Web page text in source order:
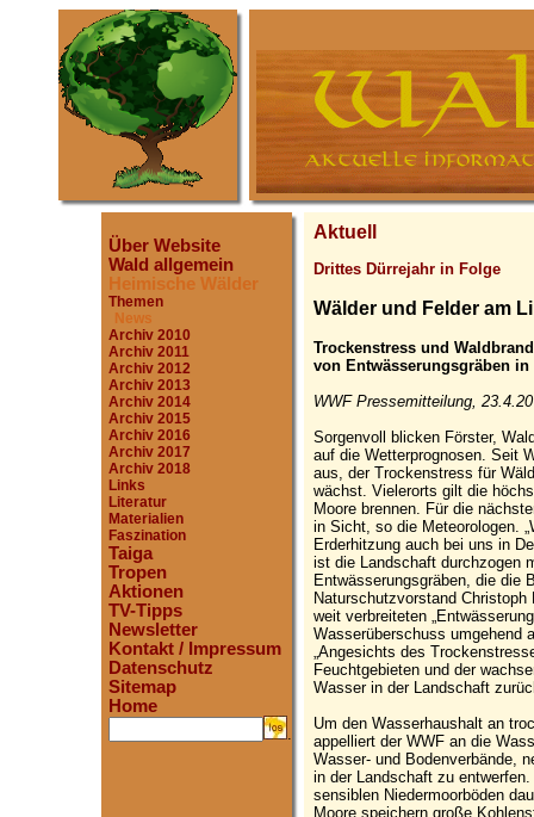
Über Website
Wald allgemein
Heimische Wälder
Themen
News
Archiv 2010
Archiv 2011
Archiv 2012
Archiv 2013
Archiv 2014
Archiv 2015
Archiv 2016
Archiv 2017
Archiv 2018
Links
Literatur
Materialien
Faszination
Taiga
Tropen
Aktionen
TV-Tipps
Newsletter
Kontakt / Impressum
Datenschutz
Sitemap
Home
.
Aktuell
Drittes Dürrejahr in Folge
Wälder und Felder am
Trockenstress und
von Entwässerungsgräben
WWF Pressemitteilung, 23.4.20
Sorgenvoll blicken Förster,
auf die Wetterprognosen. Seit
aus, der Trockenstress für
wächst. Vielerorts gilt die
Moore brennen. Für die
in Sicht, so die Meteorologen.
Erderhitzung auch bei uns in
ist die Landschaft durchzogen
Entwässerungsgräben, die die
Naturschutzvorstand
weit verbreiteten
Wasserüberschuss umgehend
„Angesichts des
Feuchtgebieten und der
Wasser in der Landschaft
Um den Wasserhaushalt an
appelliert der WWF an die
Wasser- und Bodenverbände,
in der Landschaft zu
sensiblen Niedermoorböden
Moore speichern große